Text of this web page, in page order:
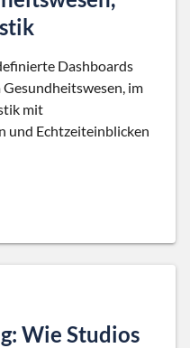
Dashboards
im
mit
und Echtzeiteinblicken
Wie Studios